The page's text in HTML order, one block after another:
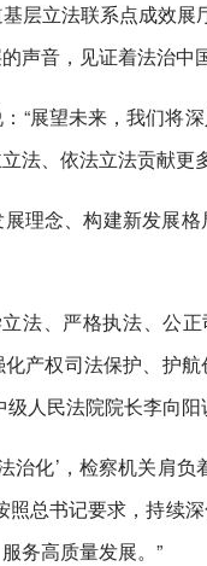
层立法联系点成效
声音，见证着法治中
“展望未来，我们将
法、依法立法贡献更
理念、构建新发展
法、严格执法、公
产权司法保护、护
人民法院院长李向阳
治化’，检察机关肩
照总书记要求，持续
务高质量发展。”